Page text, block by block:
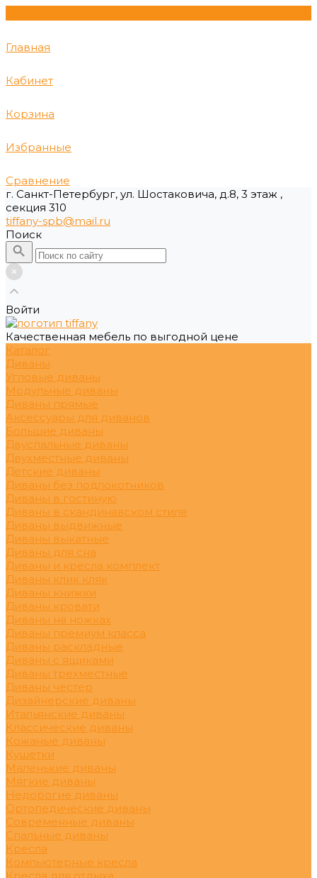
Главная
Кабинет
Корзина
Избранные
Сравнение
г. Санкт-Петербург, ул. Шостаковича, д.8, 3 этаж ,
секция 310
tiffany-spb@mail.ru
Поиск
Войти
Качественная мебель по выгодной цене
Каталог
Диваны
Угловые диваны
Модульные диваны
Диваны прямые
Аксессуары для диванов
Большие диваны
Двуспальные диваны
Двухместные диваны
Детские диваны
Диваны без подлокотников
Диваны в гостиную
Диваны в скандинавском стиле
Диваны выдвижные
Диваны выкатные
Диваны для сна
Диваны и кресла комплект
Диваны клик кляк
Диваны книжки
Диваны кровати
Диваны на ножках
Диваны премиум класса
Диваны раскладные
Диваны с ящиками
Диваны трехместные
Диваны честер
Дизайнерские диваны
Итальянские диваны
Классические диваны
Кожаные диваны
Кушетки
Маленькие диваны
Мягкие диваны
Недорогие диваны
Ортопедические диваны
Современные диваны
Спальные диваны
Кресла
Компьютерные кресла